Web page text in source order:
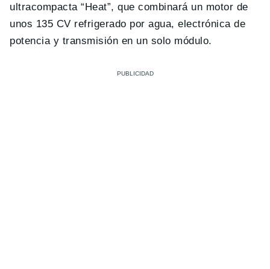
ultracompacta “Heat”, que combinará un motor de
unos 135 CV refrigerado por agua, electrónica de
potencia y transmisión en un solo módulo.